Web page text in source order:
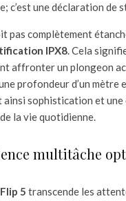
c’est une déclaration de
pas complètement
IPX8. Cela
affronter un plongeon
profondeur d’un mètre
ainsi sophistication et
la vie quotidienne.
multitâche
5 transcende les